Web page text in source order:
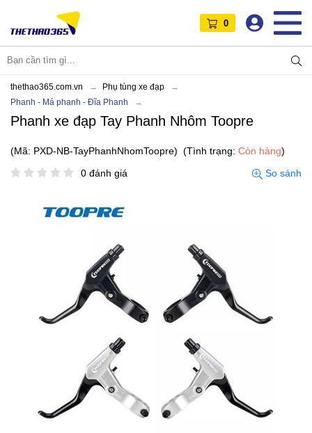
0
thethao365.com.vn
Phụ tùng xe đạp
Phanh - Má phanh - Đĩa Phanh
Phanh xe đạp Tay Phanh Nhôm Toopre
(Mã: PXD-NB-TayPhanhNhomToopre) (Tình trạng: Còn hàng)
0 đánh giá
So sánh